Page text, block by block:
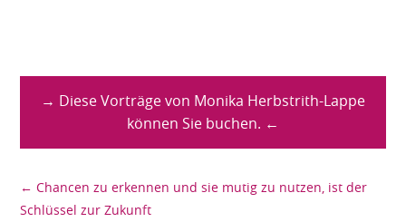
→ Diese Vorträge von Monika Herbstrith-Lappe
können Sie buchen. ←
←Chancen zu erkennen und sie mutig zu nutzen, ist der
Schlüssel zur Zukunft